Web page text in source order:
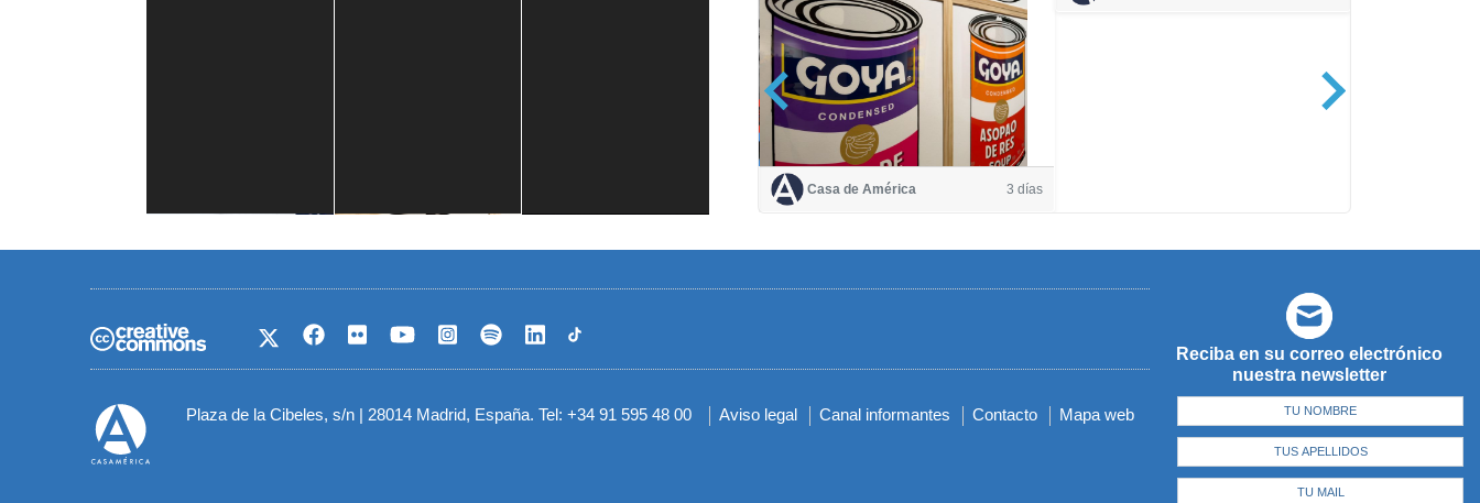
Casa de América 3 días
Reciba en su correo electrónico
nuestra newsletter
Plaza de la Cibeles, s/n | 28014 Madrid, España. Tel: +34 91 595 48 00
Menú
Aviso legal Canal informantes Contacto Mapa web